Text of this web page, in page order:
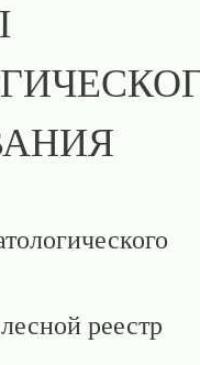
реестр